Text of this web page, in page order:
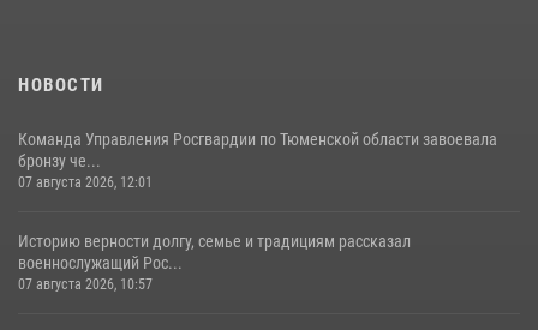
НОВОСТИ
Команда Управления Росгвардии по Тюменской области завоевала
бронзу че...
07 августа 2026, 12:01
Историю верности долгу, семье и традициям рассказал
военнослужащий Рос...
07 августа 2026, 10:57